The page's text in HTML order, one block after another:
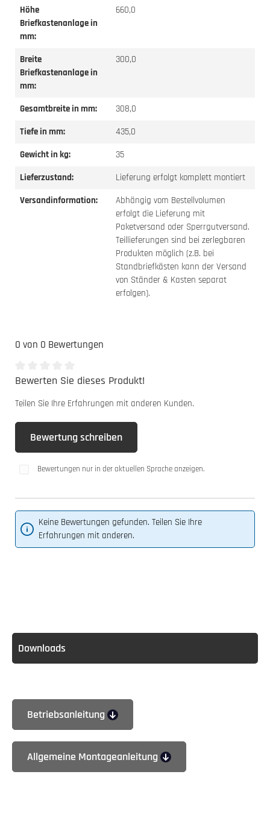
Höhe
Briefkastenanlage in
mm:
660,0
Breite
Briefkastenanlage in
mm:
300,0
Gesamtbreite in mm:
308,0
Tiefe in mm:
435,0
Gewicht in kg:
35
Lieferzustand:
Lieferung erfolgt komplett montiert
Versandinformation:
Abhängig vom Bestellvolumen
erfolgt die Lieferung mit
Paketversand oder Sperrgutversand.
Teillieferungen sind bei zerlegbaren
Produkten möglich (z.B. bei
Standbriefkästen kann der Versand
von Ständer & Kasten separat
erfolgen).
0 von 0 Bewertungen
Durchschnittliche Bewertung von 0 von 5 Sternen
Bewerten Sie dieses Produkt!
Teilen Sie Ihre Erfahrungen mit anderen Kunden.
Bewertung schreiben
Bewertungen nur in der aktuellen Sprache anzeigen.
Keine Bewertungen gefunden. Teilen Sie Ihre
Erfahrungen mit anderen.
Downloads
Betriebsanleitung
Allgemeine Montageanleitung